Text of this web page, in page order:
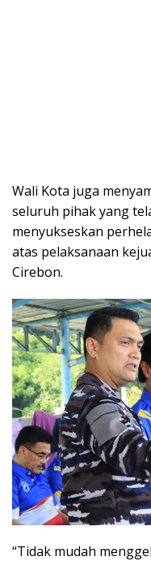
Wali Kota juga
seluruh pihak yang
menyukseskan
atas pelaksanaan
Cirebon.
“Tidak mudah